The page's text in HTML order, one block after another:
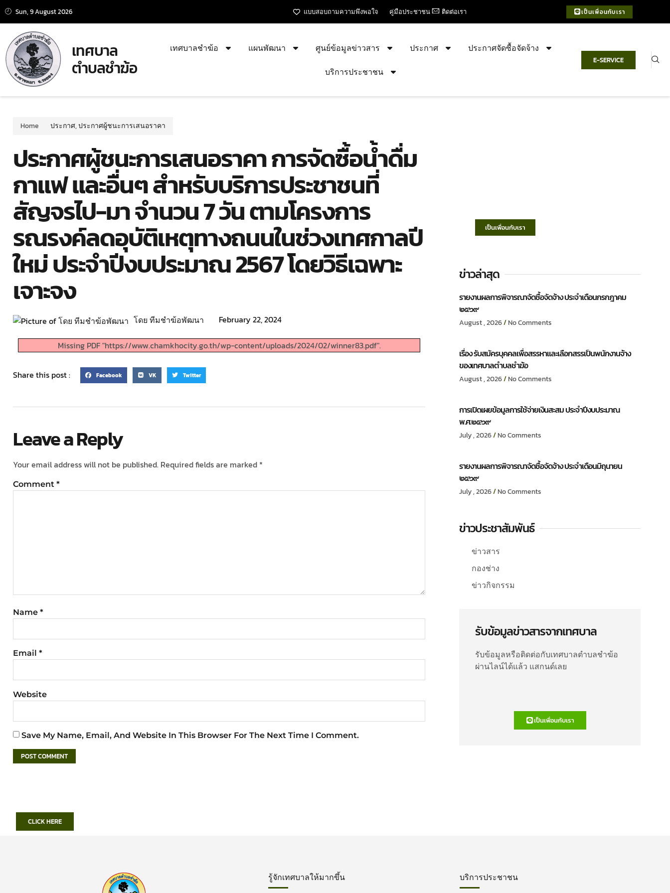
Sun, 9 August 2026 แบบสอบถามความพึงพอใจ คู่มือประชาชน ติดต่อเรา เป็นเพื่อนกับเรา
เทศบาล
ตำบลชำฆ้อ
เทศบาลชำฆ้อ แผนพัฒนา ศูนย์ข้อมูลข่าวสาร ประกาศ
ประกาศจัดซื้อจัดจ้าง
บริการประชาชน
E-SERVICE
Home ประกาศ,ประกาศผู้ชนะการเสนอราคา
ประกาศผู้ชนะการเสนอราคา การจัดซื้อน้ำดื่ม
กาแฟ และอื่นๆ สำหรับบริการประชาชนที่
สัญจรไป-มา จำนวน 7 วัน ตามโครงการ
รณรงค์ลดอุบัติเหตุทางถนนในช่วงเทศกาลปี
ใหม่ ประจำปีงบประมาณ 2567 โดยวิธีเฉพาะ
เจาะจง
โดย ทีมชำฆ้อพัฒนา February 22, 2024
Missing PDF "https://www.chamkhocity.go.th/wp-content/uploads/2024/02/winner83.pdf".
Share this post : Facebook VK Twitter
Leave a Reply
Your email address will not be published. Required fields are marked *
Comment *
Name *
Email *
Website
Save My Name, Email, And Website In This Browser For The Next Time I Comment.
เป็นเพื่อนกับเรา
ข่าวล่าสุด
รายงานผลการพิจารณาจัดซื้อจัดจ้าง ประจำเดือนกรกฎาคม
๒๕๖๙
August , 2026 No Comments
เรื่อง รับสมัครบุคคลเพื่อสรรหาและเลือกสรรเป็นพนักงานจ้าง
ของเทศบาลตำบลชำฆ้อ
August , 2026 No Comments
การเปิดเผยข้อมูลการใช้จ่ายเงินสะสม ประจำปีงบประมาณ
พ.ศ.๒๕๖๙
July , 2026 No Comments
รายงานผลการพิจารณาจัดซื้อจัดจ้าง ประจำเดือนมิถุนายน
๒๕๖๙
July , 2026 No Comments
ข่าวประชาสัมพันธ์
ข่าวสาร
กองช่าง
ข่าวกิจกรรม
รับข้อมูลข่าวสารจากเทศบาล
รับข้อมูลหรือติดต่อกับเทศบาลตำบลชำฆ้อ
ผ่านไลน์ได้แล้ว แสกนด์เลย
เป็นเพื่อนกับเรา
CLICK HERE
รู้จักเทศบาลให้มากขึ้น บริการประชาชน